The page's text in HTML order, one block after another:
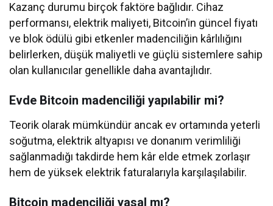
Kazanç durumu birçok faktöre bağlıdır. Cihaz
performansı, elektrik maliyeti, Bitcoin’in güncel fiyatı
ve blok ödülü gibi etkenler madenciliğin kârlılığını
belirlerken, düşük maliyetli ve güçlü sistemlere sahip
olan kullanıcılar genellikle daha avantajlıdır.
Evde Bitcoin madenciliği yapılabilir mi?
Teorik olarak mümkündür ancak ev ortamında yeterli
soğutma, elektrik altyapısı ve donanım verimliliği
sağlanmadığı takdirde hem kâr elde etmek zorlaşır
hem de yüksek elektrik faturalarıyla karşılaşılabilir.
Bitcoin madenciliği yasal mı?